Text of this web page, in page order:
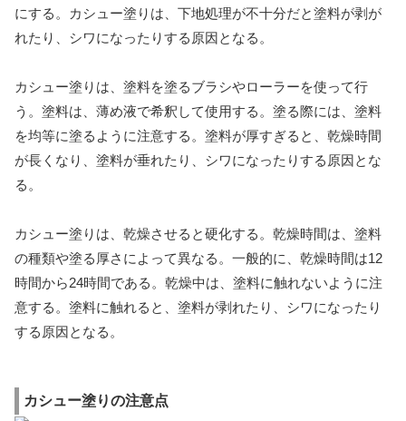
にする。カシュー塗りは、下地処理が不十分だと塗料が剥が
れたり、シワになったりする原因となる。
カシュー塗りは、塗料を塗るブラシやローラーを使って行
う。塗料は、薄め液で希釈して使用する。塗る際には、塗料
を均等に塗るように注意する。塗料が厚すぎると、乾燥時間
が長くなり、塗料が垂れたり、シワになったりする原因とな
る。
カシュー塗りは、乾燥させると硬化する。乾燥時間は、塗料
の種類や塗る厚さによって異なる。一般的に、乾燥時間は12
時間から24時間である。乾燥中は、塗料に触れないように注
意する。塗料に触れると、塗料が剥れたり、シワになったり
する原因となる。
カシュー塗りの注意点